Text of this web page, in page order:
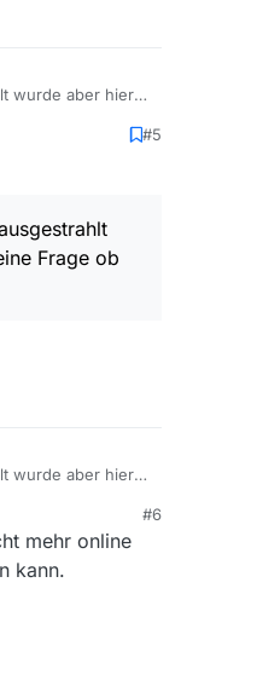
wurde aber hier
#5
Frage ob
wurde aber hier
#6
mehr online
kann.